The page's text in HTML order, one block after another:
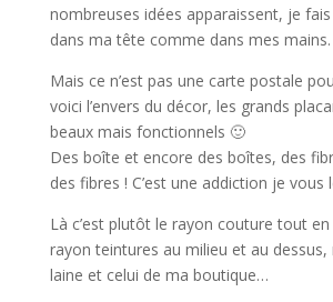
nombreuses idées apparaissent, je
dans ma tête comme dans mes mains.
Mais ce n’est pas une carte postale
voici l’envers du décor, les grands
beaux mais fonctionnels 🙂
Des boîte et encore des boîtes, des
des fibres ! C’est une addiction je vous
Là c’est plutôt le rayon couture tout en
rayon teintures au milieu et au dessus,
laine et celui de ma boutique…